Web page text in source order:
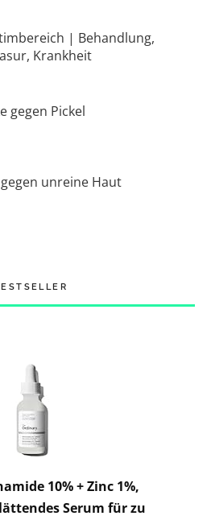
| Behandlung,
Krankheit
gegen Pickel
unreine Haut
10% + Zinc 1%,
Serum für zu